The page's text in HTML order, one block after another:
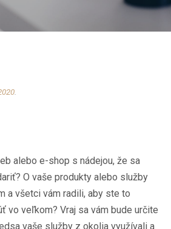
alebo e-shop s nádejou, že sa
O vaše produkty alebo služby
a všetci vám radili, aby ste to
vo veľkom? Vraj sa vám bude určite
vaše služby z okolia využívali a